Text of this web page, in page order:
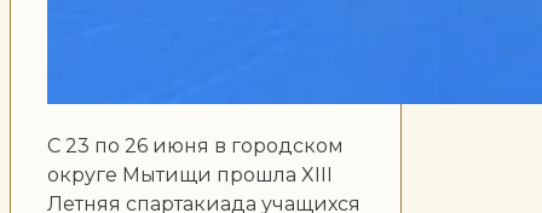
С 23 по 26 июня в городском
округе Мытищи прошла XIII
Летняя спартакиада учащихся